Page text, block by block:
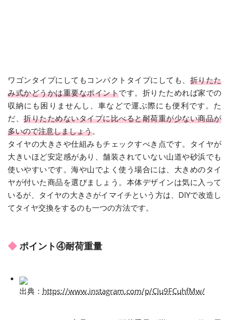
ワゴンタイプにしてもコンパクトタイプにしても、 折りたた
み式かどうかは重要なポイントです。折りたためれば家での
収納にも困りませんし、車などで運ぶ際にも便利です。た
だ、 折りたためないタイプに比べると耐荷重が少ない商品が
多いので注意しましょう。
タイヤの大きさや仕組みもチェックすべき点です。タイヤが
大きいほど安定感があり、舗装されていない山道や砂浜でも
使いやすいです。海や山でよく使う場合には、大きめのタイ
ヤが付いた商品を選びましょう。本体デザインは気に入って
いるが、タイヤの大きさがイマイチという方は、DIYで改造し
てタイヤ交換をするのも一つの方法です。
ポイント④耐荷重量
出典： https://www.instagram.com/p/CIu9FCuhfMw/